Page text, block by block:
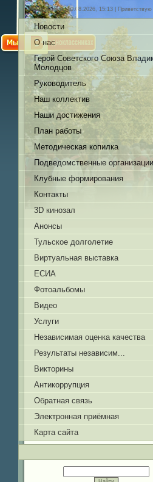
Понедельник, 10.08.2026, 15:13 | Приветствую
Новости
О нас
Герой Советского Союза
Молодцов
Руководитель
Наш коллектив
Наши достижения
План работы
Методическая копилка
Подведомственные организации
Клубные формирования
Контакты
3D кинозал
Анонсы
Тульское долголетие
Виртуальная выставка
ЕСИА
Фотоальбомы
Видео
Услуги
Независимая оценка качества
Результаты независим...
Викторины
Антикоррупция
Обратная связь
Электронная приёмная
Карта сайта